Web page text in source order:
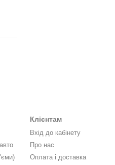
Клієнтам
Вхід до кабінету
Про нас
Оплата і доставка